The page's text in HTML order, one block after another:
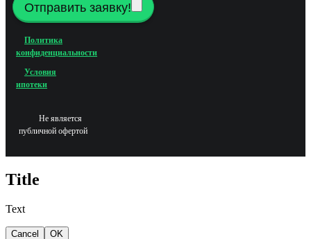
Отправить заявку!
Политика
конфиденциальности
Условия
ипотеки
Не является
публичной офертой
Title
Text
Cancel OK